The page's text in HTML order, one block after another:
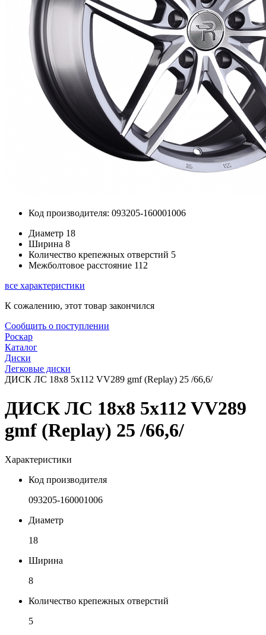
Код производителя: 093205-160001006
Диаметр 18
Ширина 8
Количество крепежных отверстий 5
Межболтовое расстояние 112
все характеристики
К сожалению, этот товар закончился
Сообщить о поступлении
Роскар
Каталог
Диски
Легковые диски
ДИСК ЛС 18x8 5x112 VV289 gmf (Replay) 25 /66,6/
ДИСК ЛС 18x8 5x112 VV289
gmf (Replay) 25 /66,6/
Характеристики
Код производителя
093205-160001006
Диаметр
18
Ширина
8
Количество крепежных отверстий
5